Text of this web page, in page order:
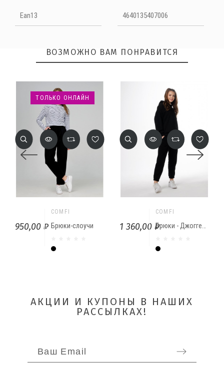
Ean13 4640135407006
ВОЗМОЖНО ВАМ ПОНРАВИТСЯ
COMFI
Брюки-слоучи
950,00 ₽
ТОЛЬКО ОНЛАЙН
Чёрный
COMFI
Брюки - Джоггеры
1 360,00 ₽
Чёрный
АКЦИИ И КУПОНЫ В НАШИХ
РАССЫЛКАХ!